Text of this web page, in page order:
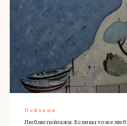
Пейзажи
Люблю пейзажи. Если вы тоже